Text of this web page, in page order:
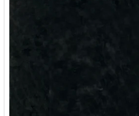
Стиль Mikimoto